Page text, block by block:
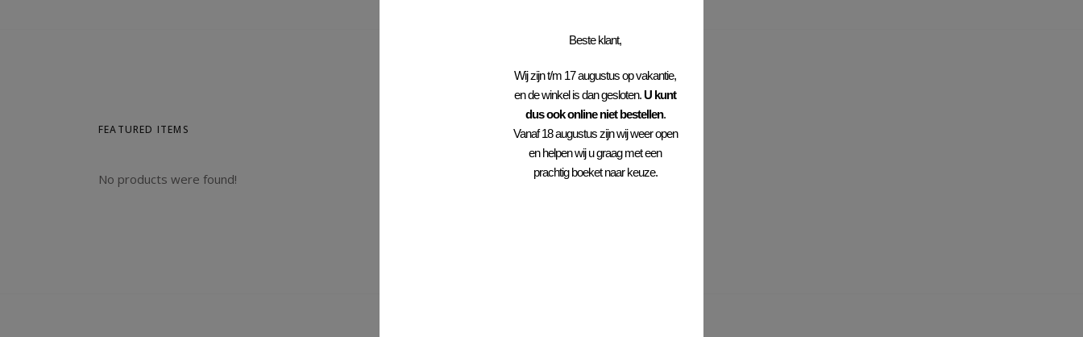
FEATURED ITEMS
No products were found!
Beste klant,
Wij zijn t/m 17 augustus op vakantie,
en de winkel is dan gesloten.U kunt
dus ook online niet bestellen.
Vanaf 18 augustus zijn wij weer open
en helpen wij u graag met een
prachtig boeket naar keuze.